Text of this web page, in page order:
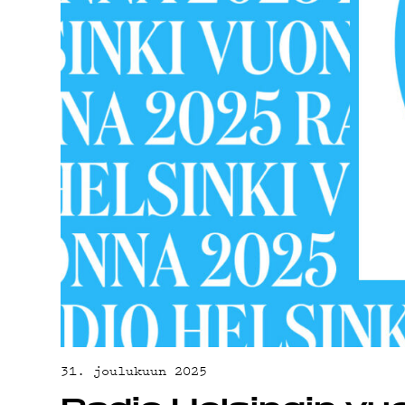
G LIVELAB
YSTÄVÄKLUBI
TIETOSUOJA
31. joulukuun 2025